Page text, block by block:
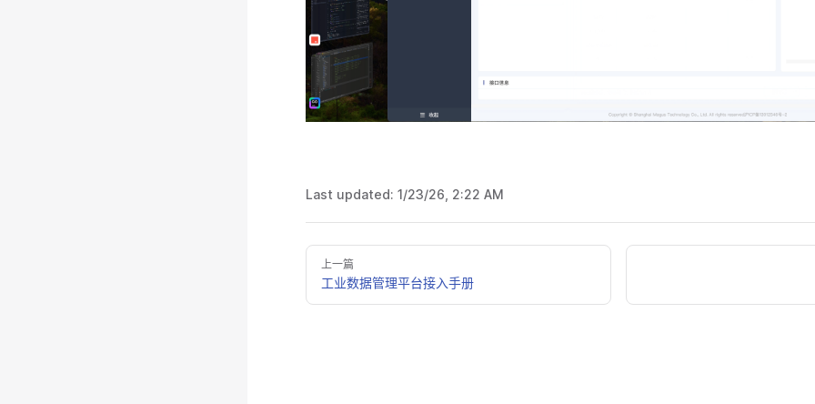
Last updated: 1/23/26, 2:22 AM
上一篇
工业数据管理平台接入手册